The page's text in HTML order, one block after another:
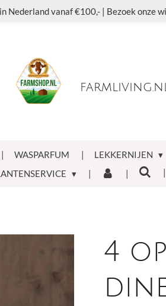
Nederland vanaf €100,- | Bezoek onze
WASPARFUM LEKKERNIJEN
4